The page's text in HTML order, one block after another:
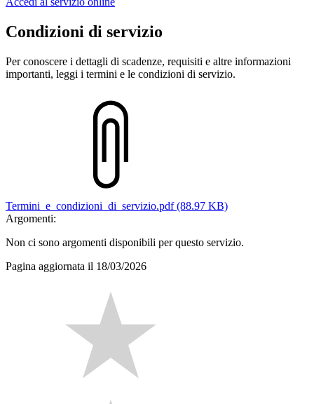
Condizioni di servizio
Per conoscere i dettagli di scadenze, requisiti e altre informazioni
importanti, leggi i termini e le condizioni di servizio.
Termini_e_condizioni_di_servizio.pdf (88.97 KB)
Argomenti:
Non ci sono argomenti disponibili per questo servizio.
Pagina aggiornata il 18/03/2026